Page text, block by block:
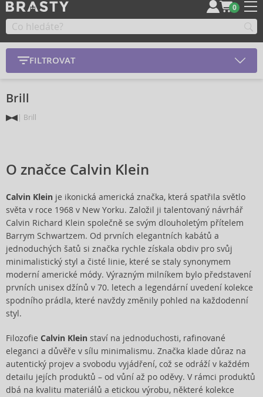
0
FILTROVAT
Brill
Brill
O značce Calvin Klein
Calvin Klein je ikonická americká značka, která spatřila světlo
světa v roce 1968 v New Yorku. Založil ji talentovaný návrhář
Calvin Richard Klein společně se svým dlouholetým přítelem
Barrym Schwartzem. Od prvních elegantních kabátů a
jednoduchých šatů si značka rychle získala obdiv pro svůj
minimalistický styl a čisté linie, které se staly synonymem
moderní americké módy. Výrazným milníkem bylo představení
prvních unisex džínů v 70. letech a legendární uvedení kolekce
spodního prádla, které navždy změnily pohled na každodenní
styl.
Filozofie Calvin Klein staví na jednoduchosti, rafinované
eleganci a důvěře v sílu minimalismu. Značka klade důraz na
autentický projev a svobodu vyjádření, což se odráží v každém
detailu jejích produktů – od vůní až po oděvy. V rámci produktů
dbá na kvalitu materiálů a etickou výrobu, některé kolekce